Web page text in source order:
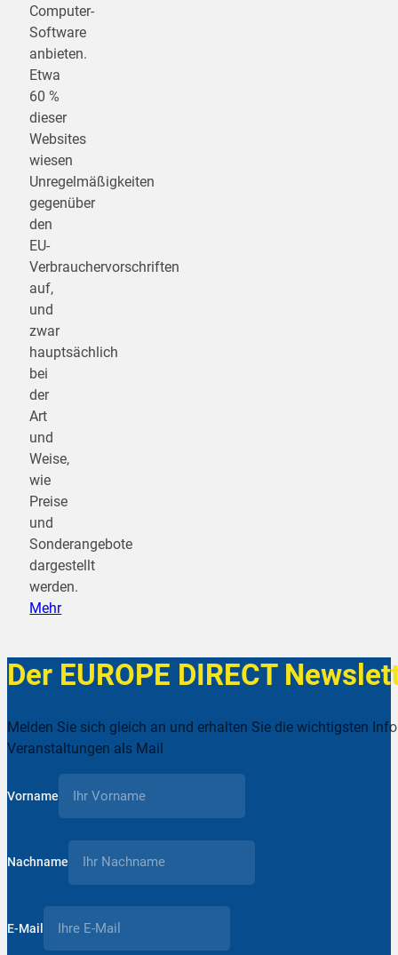
Computer-
Software
anbieten.
Etwa
60 %
dieser
Websites
wiesen
Unregelmäßigkeiten
gegenüber
den
EU-
Verbrauchervorschriften
auf,
und
zwar
hauptsächlich
bei
der
Art
und
Weise,
wie
Preise
und
Sonderangebote
dargestellt
werden.
Mehr
Der EUROPE DIRECT
Melden Sie sich gleich an und erhalten Sie die wichtigsten
Veranstaltungen als Mail
Vorname
Nachname
E-Mail